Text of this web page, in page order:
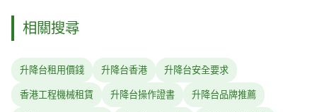
相關搜尋
升降台租用價錢 升降台香港 升降台安全要求
香港工程機械租賃 升降台操作證書 升降台品牌推薦